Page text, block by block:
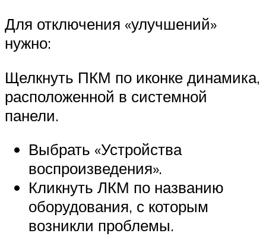
Для отключения «улучшений»
нужно:
Щелкнуть ПКМ по иконке динамика,
расположенной в системной
панели.
Выбрать «Устройства
воспроизведения».
Кликнуть ЛКМ по названию
оборудования, с которым
возникли проблемы.